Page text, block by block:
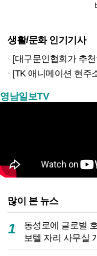
생활/문화 인기기사
[대구문인협회가 추천
[TK 애니메이션 현주소 上] 넓은만큼
영남일보TV
많이 본 뉴스
1
동성로에 글로벌
보텔 자리 사무실